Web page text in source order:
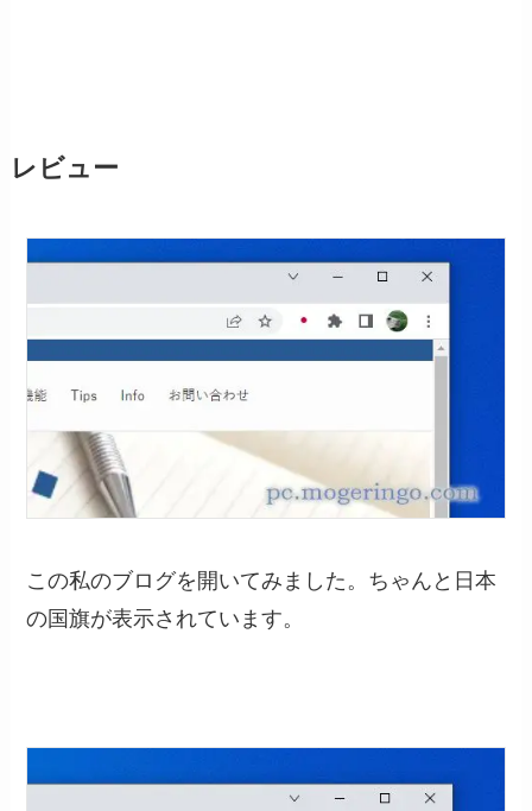
レビュー
この私のブログを開いてみました。ちゃんと日本
の国旗が表示されています。